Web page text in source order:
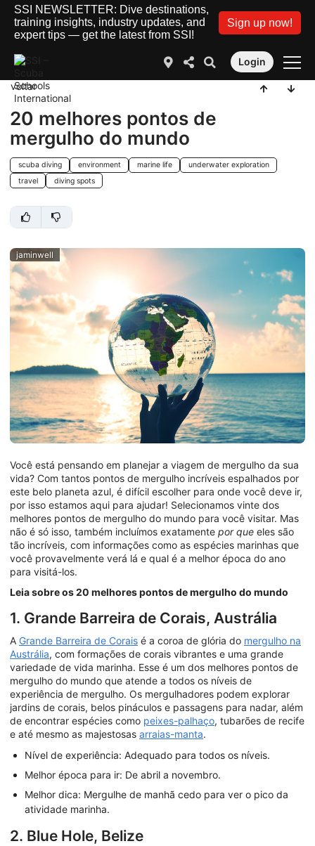
SSI NEWSLETTER: Dive destinations,
training insights, industry updates, and
expert tips — get the latest from SSI!
Sign up now!
Login
voltar
20 melhores pontos de
mergulho do mundo
scuba diving environment marine life
underwater exploration
travel
diving spots
jaminwell
Você está pensando em planejar a viagem de mergulho da sua
vida? Com tantos pontos de mergulho incríveis espalhados por
este belo planeta azul, é difícil escolher para onde você deve ir,
por isso estamos aqui para ajudar! Selecionamos vinte dos
melhores pontos de mergulho do mundo para você visitar. Mas
não é só isso, também incluímos exatamente por que eles são
tão incríveis, com informações como as espécies marinhas que
você provavelmente verá lá e qual é a melhor época do ano
para visitá-los.
Leia sobre os 20 melhores pontos de mergulho do mundo
1. Grande Barreira de Corais, Austrália
A Grande Barreira de Corais é a coroa de glória do mergulho na
Austrália, com formações de corais vibrantes e uma grande
variedade de vida marinha. Esse é um dos melhores pontos de
mergulho do mundo que atende a todos os níveis de
experiência de mergulho. Os mergulhadores podem explorar
jardins de corais, belos pináculos e passagens para nadar, além
de encontrar espécies como peixes-palhaço, tubarões de recife
e até mesmo as majestosas arraias-manta.
Nível de experiência: Adequado para todos os níveis.
Melhor época para ir: De abril a novembro.
Melhor dica: Mergulhe de manhã cedo para ver o pico da
atividade marinha.
2. Blue Hole, Belize